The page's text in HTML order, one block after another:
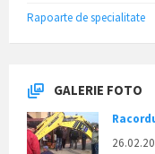
Rapoarte de specialitate
GALERIE FOTO